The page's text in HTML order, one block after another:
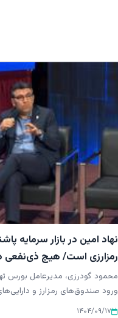
نهاد امین در بازار سرمایه
رمزارزی است/ هیچ ذی‌نفعی
صندوق رمزارز حذف نخواهد
محمود گودرزی، مدیرعامل بورس
ورود صندوق‌های رمز‌ارز و دارایی‌های
سرمایه، گفت که ...
۱۴۰۴/۰۹/۱۷